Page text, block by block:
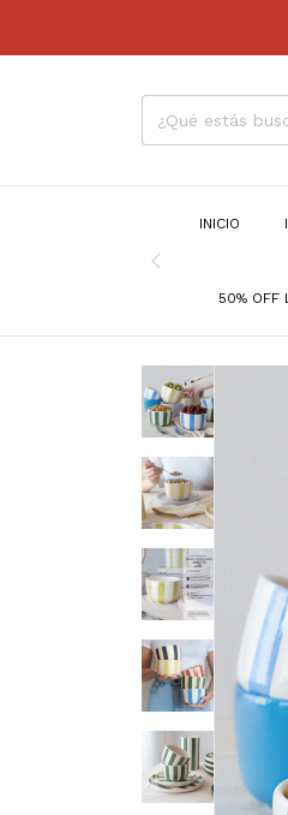
INICIO
50% OFF